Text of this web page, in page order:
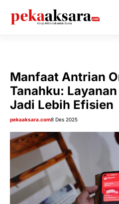
Manfaat Antrian
Tanahku:
Jadi Lebih Efisien
pekaaksara.com8 Des 2025